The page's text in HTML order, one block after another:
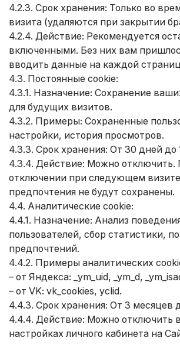
4.2.3. Срок хранения: Только во
визита (удаляются при закрытии
4.2.4. Действие: Рекомендуется
включенными. Без них вам
вводить данные на каждой
4.3. Постоянные cookie:
4.3.1. Назначение: Сохранение
для будущих визитов.
4.3.2. Примеры: Сохраненные
настройки, история просмотров.
4.3.3. Срок хранения: От 30 дней до
4.3.4. Действие: Можно отключить.
отключении при следующем
предпочтения не будут сохранены.
4.4. Аналитические cookie:
4.4.1. Назначение: Анализ
пользователей, сбор статистики,
предпочтений.
4.4.2. Примеры аналитических
– от Яндекса: _ym_uid, _ym_d,
– от VK: vk_cookies, yclid.
4.4.3. Срок хранения: От 3 месяцев
4.4.4. Действие: Можно отключить
настройках личного кабинета на